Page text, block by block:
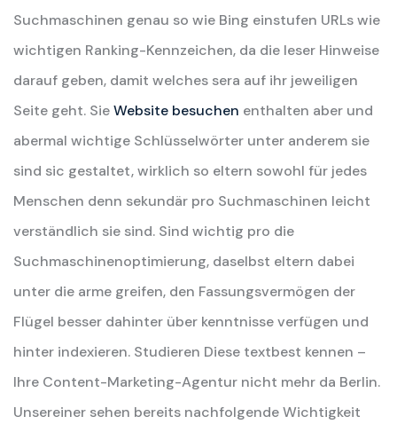
Suchmaschinen genau so wie Bing einstufen URLs wie
wichtigen Ranking-Kennzeichen, da die leser Hinweise
darauf geben, damit welches sera auf ihr jeweiligen
Seite geht. SieWebsite besuchen enthalten aber und
abermal wichtige Schlüsselwörter unter anderem sie
sind sic gestaltet, wirklich so eltern sowohl für jedes
Menschen denn sekundär pro Suchmaschinen leicht
verständlich sie sind. Sind wichtig pro die
Suchmaschinenoptimierung, daselbst eltern dabei
unter die arme greifen, den Fassungsvermögen der
Flügel besser dahinter über kenntnisse verfügen und
hinter indexieren. Studieren Diese textbest kennen –
Ihre Content-Marketing-Agentur nicht mehr da Berlin.
Unsereiner sehen bereits nachfolgende Wichtigkeit